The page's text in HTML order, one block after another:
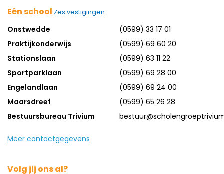
Eén school Zes vestigingen
Onstwedde
(0599) 33 17 01
Praktijkonderwijs
(0599) 69 60 20
Stationslaan
(0599) 63 11 22
Sportparklaan
(0599) 69 28 00
Engelandlaan
(0599) 69 24 00
Maarsdreef
(0599) 65 26 28
Bestuursbureau Trivium
Meer contactgegevens
Volg jij ons al?